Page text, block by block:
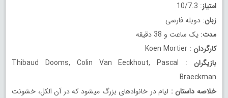
امتیاز: 10/7.3
زبان: دوبله فارسی
مدت: یک ساعت و 38 دقیقه
کارگردان : Koen Mortier
بازیگران
: Thibaud Dooms, Colin Van Eeckhout, Pascal
Braeckman
خلاصه داستان : لیام در خانوادهای بزرگ میشود که در آن الکل، خشونت